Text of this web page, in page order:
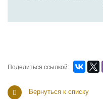
Поделиться ссылкой:
Вернуться к списку